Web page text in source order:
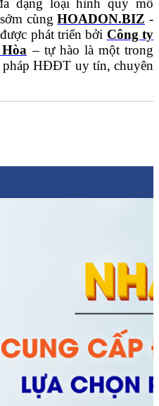
dạng loại hình quy mô
cùngHOADON.BIZ -
phát triển bởi Công ty
– tự hào là một trong
pháp HĐĐT uy tín, chuyên